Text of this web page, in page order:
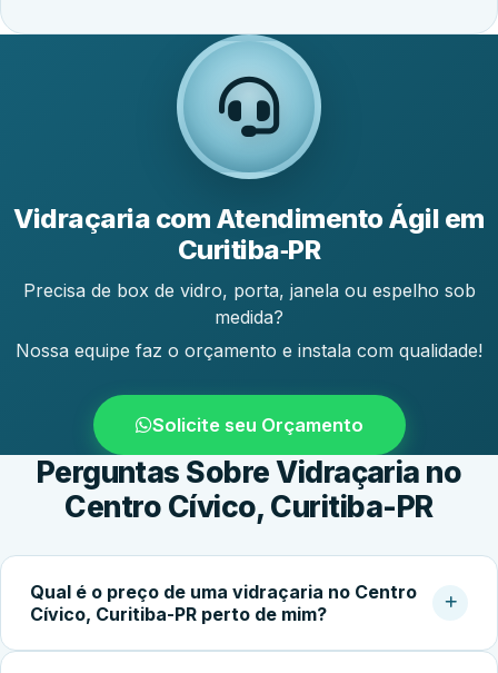
Vidraçaria com Atendimento Ágil em
Curitiba‑PR
Precisa de box de vidro, porta, janela ou espelho sob
medida?
Nossa equipe faz o orçamento e instala com qualidade!
Solicite seu Orçamento
Perguntas Sobre Vidraçaria no
Centro Cívico, Curitiba-PR
Qual é o preço de uma vidraçaria no Centro
Cívico, Curitiba-PR perto de mim?